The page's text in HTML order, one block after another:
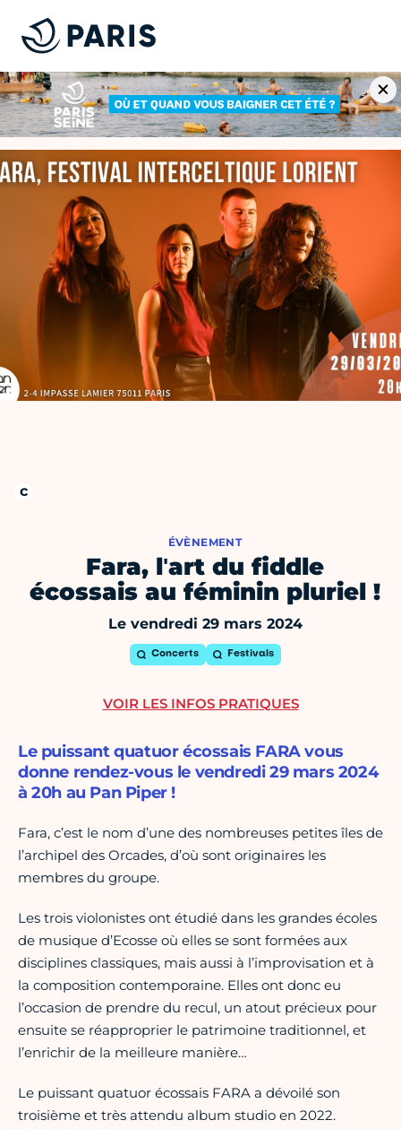
ÉVÈNEMENT
Fara, lʹart du fiddle
écossais au féminin pluriel !
Le vendredi 29 mars 2024
Concerts Festivals
Le puissant quatuor écossais FARA vous
donne rendez-vous le vendredi 29 mars 2024
à 20h au Pan Piper !
Fara, c’est le nom d’une des nombreuses petites îles de
l’archipel des Orcades, d’où sont originaires les
membres du groupe.
Les trois violonistes ont étudié dans les grandes écoles
de musique d’Ecosse où elles se sont formées aux
disciplines classiques, mais aussi à l’improvisation et à
la composition contemporaine. Elles ont donc eu
l’occasion de prendre du recul, un atout précieux pour
ensuite se réapproprier le patrimoine traditionnel, et
l’enrichir de la meilleure manière…
Le puissant quatuor écossais FARA a dévoilé son
troisième et très attendu album studio en 2022.
VOIR LES INFOS PRATIQUES